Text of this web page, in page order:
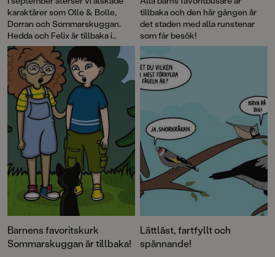
karaktärer som Olle & Bolle,
Dorran och Sommarskuggan.
Hedda och Felix är tillbaka i
andra delen av ”Fruktansvärda
grejer som ingen får veta” och så
kommer den spännande
upplösningen på rymdäventyret
”Imperiets arvingar”.
Augustprisade Ellen Strömberg
är tillbaka med en ny
bladvändare, och det är även
Alex Khourie som förra året
gjorde en bejublad debut med
Bror
. Den som redan nu längtar
efter vinter och jul kan se fram
emot en förtrollande julsaga för
hela familjen av fantasymästarna
Sara Bergmark Elfgren och
en maxad bokmånad!
tillbaka och den här gången är
det staden med alla runstenar
som får besök!
Barnens favoritskurk
Sommarskuggan är tillbaka!
Lättläst, fartfyllt och
spännande!